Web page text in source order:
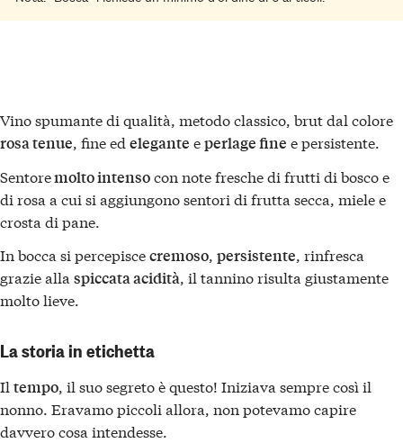
Vino spumante di qualità, metodo classico, brut dal colore
rosa tenue, fine ed elegante eperlage fine e persistente.
Sentoremolto intensocon note fresche di frutti di bosco e
di rosa a cui si aggiungono sentori di frutta secca, miele e
crosta di pane.
In bocca si percepiscecremoso, persistente, rinfresca
grazie alla spiccata acidità, il tannino risulta giustamente
molto lieve.
La storia in etichetta
Il tempo, il suo segreto è questo! Iniziava sempre così il
nonno. Eravamo piccoli allora, non potevamo capire
davvero cosa intendesse.